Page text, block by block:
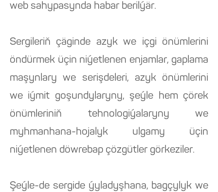
web sahypasynda habar berilýär.
Sergileriň çäginde azyk we içgi önümlerini
öndürmek üçin niýetlenen enjamlar, gaplama
maşynlary we serişdeleri, azyk önümlerini
we iýmit goşundylaryny, şeýle hem çörek
önümleriniň tehnologiýalaryny we
myhmanhana-hojalyk ulgamy üçin
niýetlenen döwrebap çözgütler görkeziler.
Şeýle-de sergide ýyladyşhana, bagçylyk we